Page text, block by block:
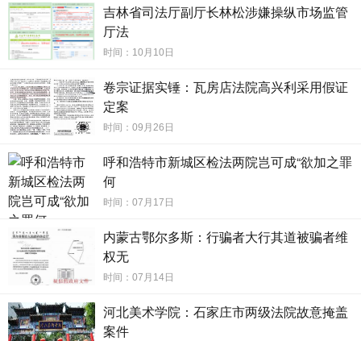
与人际往来。这种“监管者、行业领袖、投标方”之间的高度重
合，林松既是行业的监管者，又似乎成为利益分配的协调者;
田大原作为行业代表，同时涉足具体的政企纠纷代理;王哲则
最终获得了实质性的商业利益。这种角色的混同与交叉，严
重冲击了政府采购应有的独立性、透明度和公信力，构成了
典型的“政律勾结”。
“考察”时间点敏感，被指“以公务之名行勾连之实”
更为蹊跷的是，在吉林省市场监督管理厅法律顾问招标
进入关键阶段期间，林松副厅长带队，田大原与王哲共同参
与，以及司法厅律师工作处处长洪波、律师协会秘书长黄默
等一行五人，“专程”前往浙江等地进行了一场所谓的“考察交
流”活动。其发生的时间点与招标关键期高度重叠，不得不让
人怀疑其真实目的。
吉林省司法厅副厅长林松涉嫌操纵市场监管
厅法
时间：10月10日
卷宗证据实锤：瓦房店法院高兴利采用假证
定案
时间：09月26日
呼和浩特市新城区检法两院岂可成“欲加之罪
何
时间：07月17日
内蒙古鄂尔多斯：行骗者大行其道被骗者维
权无
时间：07月14日
河北美术学院：石家庄市两级法院故意掩盖
案件